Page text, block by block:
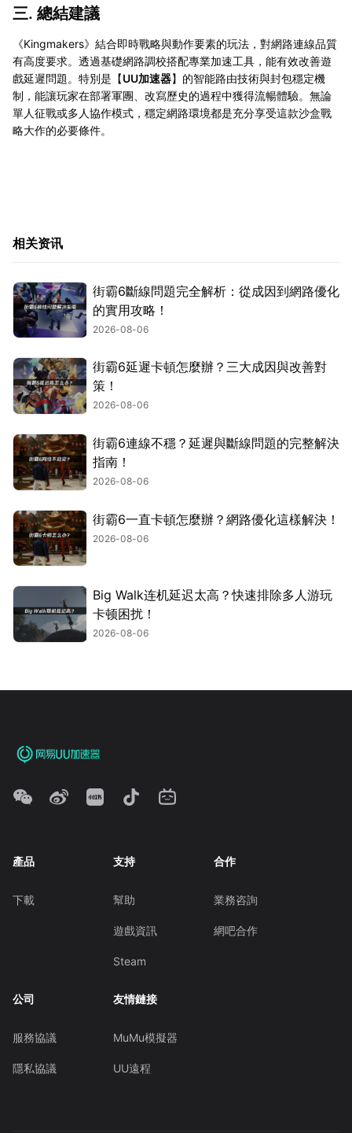
三. 總結建議
《Kingmakers》結合即時戰略與動作要素的玩法，對網路連線品質
有高度要求。透過基礎網路調校搭配專業加速工具，能有效改善遊
戲延遲問題。特別是【UU加速器】的智能路由技術與封包穩定機
制，能讓玩家在部署軍團、改寫歷史的過程中獲得流暢體驗。無論
單人征戰或多人協作模式，穩定網路環境都是充分享受這款沙盒戰
略大作的必要條件。
相关资讯
街霸6斷線問題完全解析：從成因到網路優化
的實用攻略！
2026-08-06
街霸6延遲卡頓怎麼辦？三大成因與改善對
策！
2026-08-06
街霸6連線不穩？延遲與斷線問題的完整解決
指南！
2026-08-06
街霸6一直卡頓怎麼辦？網路優化這樣解決！
2026-08-06
Big Walk连机延迟太高？快速排除多人游玩
卡顿困扰！
2026-08-06
產品
下載
支持
幫助
遊戲資訊
Steam
合作
業務咨詢
網吧合作
公司
服務協議
隱私協議
友情鏈接
MuMu模擬器
UU遠程